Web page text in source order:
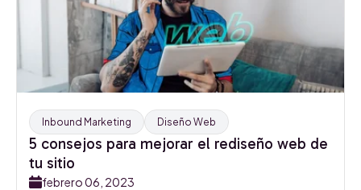
Inbound Marketing Diseño Web
5 consejos para mejorar el rediseño web de
tu sitio
febrero 06, 2023